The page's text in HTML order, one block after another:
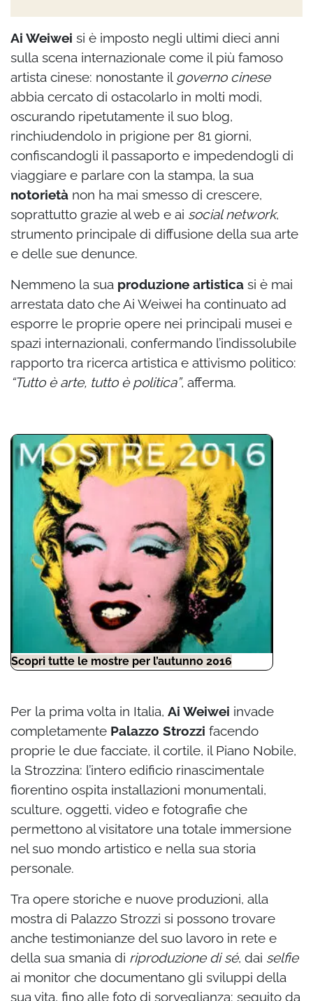
Ai Weiwei si è imposto negli ultimi dieci anni
sulla scena internazionale come il più famoso
artista cinese: nonostante il governo cinese
abbia cercato di ostacolarlo in molti modi,
oscurando ripetutamente il suo blog,
rinchiudendolo in prigione per 81 giorni,
confiscandogli il passaporto e impedendogli di
viaggiare e parlare con la stampa, la sua
notorietà non ha mai smesso di crescere,
soprattutto grazie al web e ai social network,
strumento principale di diffusione della sua arte
e delle sue denunce.
Nemmeno la sua produzione artistica si è mai
arrestata dato che Ai Weiwei ha continuato ad
esporre le proprie opere nei principali musei e
spazi internazionali, confermando l’indissolubile
rapporto tra ricerca artistica e attivismo politico:
“Tutto è arte, tutto è politica”, afferma.
Scopri tutte le mostre per l’autunno 2016
Per la prima volta in Italia, Ai Weiwei invade
completamente Palazzo Strozzi facendo
proprie le due facciate, il cortile, il Piano Nobile,
la Strozzina: l’intero edificio rinascimentale
fiorentino ospita installazioni monumentali,
sculture, oggetti, video e fotografie che
permettono al visitatore una totale immersione
nel suo mondo artistico e nella sua storia
personale.
Tra opere storiche e nuove produzioni, alla
mostra di Palazzo Strozzi si possono trovare
anche testimonianze del suo lavoro in rete e
della sua smania di riproduzione di sé, dai selfie
ai monitor che documentano gli sviluppi della
sua vita, fino alle foto di sorveglianza: seguito da